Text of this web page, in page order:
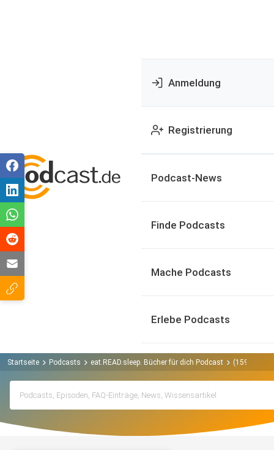
Anmeldung
Registrierung
Podcast-News
Finde Podcasts
Mache Podcasts
Erlebe Podcasts
Startseite Podcasts eat.READ.sleep. Bücher für dich Podcast (159)